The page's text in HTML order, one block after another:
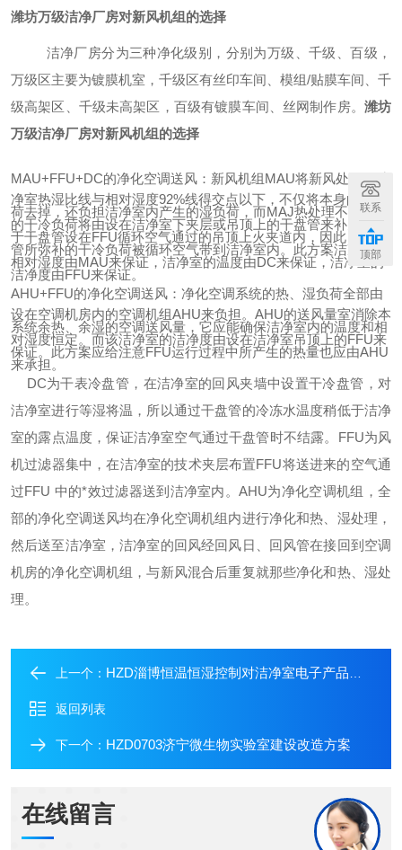
潍坊万级洁净厂房对新风机组的选择
洁净厂房分为三种净化级别，分别为万级、千级、百级，
万级区主要为镀膜机室，千级区有丝印车间、模组/贴膜车间、千
级高架区、千级未高架区，百级有镀膜车间、丝网制作房。 潍坊
万级洁净厂房对新风机组的选择
MAU+FFU+DC的净化空调送风：新风机组MAU将新风处理到洁
净室热湿比线与相对湿度92%线得交点以下，不仅将本身的湿负
荷去掉，还负担洁净室内产生的湿负荷，而MAJ热处理不足部分
的干冷负荷将由设在洁净室下夹层或吊顶上的干盘管来补充，由
于干盘管设在FFU循环空气通过的吊顶上火夹道内，因此，干盘
管所弥补的干冷负荷被循环空气带到洁净室内。此方案洁净室的
相对湿度由MAU来保证，洁净室的温度由DC来保证，洁净室的
洁净度由FFU来保证。
AHU+FFU的净化空调送风：净化空调系统的热、湿负荷全部由
设在空调机房内的空调机组AHU来负担。AHU的送风量室消除本
系统余热、余湿的空调送风量，它应能确保洁净室内的温度和相
对湿度恒定。而该洁净室的洁净度由设在洁净室吊顶上的FFU来
保证。此方案应给注意FFU运行过程中所产生的热量也应由AHU
来承担。
DC为干表冷盘管，在洁净室的回风夹墙中设置干冷盘管，对
洁净室进行等湿将温，所以通过干盘管的冷冻水温度稍低于洁净
室的露点温度，保证洁净室空气通过干盘管时不结露。FFU为风
机过滤器集中，在洁净室的技术夹层布置FFU将送进来的空气通
过FFU 中的*效过滤器送到洁净室内。AHU为净化空调机组，全
部的净化空调送风均在净化空调机组内进行净化和热、湿处理，
然后送至洁净室，洁净室的回风经回风日、回风管在接回到空调
机房的净化空调机组，与新风混合后重复就那些净化和热、湿处
理。
上一个： HZD淄博恒温恒湿控制对洁净室电子产品的影响
返回列表
下一个： HZD0703济宁微生物实验室建设改造方案
在线留言
联系
顶部